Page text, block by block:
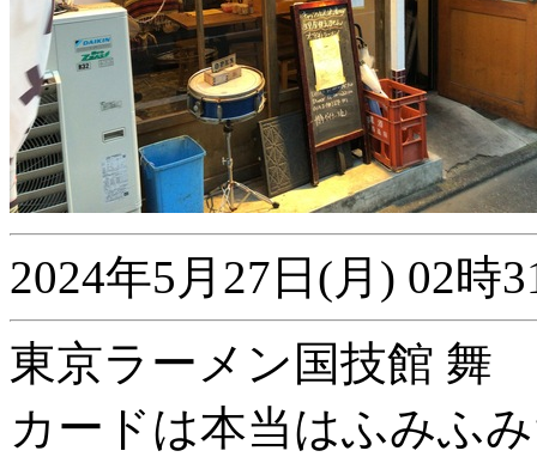
2024年5月27日(月) 02時
東京ラーメン国技館 舞
カードは本当はふみふ